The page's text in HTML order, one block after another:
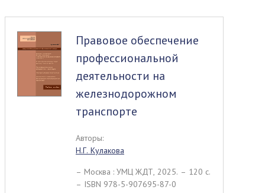
Правовое обеспечение
профессиональной
деятельности на
железнодорожном
транспорте
Авторы:
Н.Г. Кулакова
– Москва : УМЦ ЖДТ, 2025. – 120 c.
– ISBN 978-5-907695-87-0